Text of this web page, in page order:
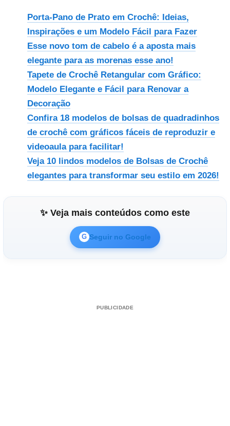
Porta-Pano de Prato em Crochê: Ideias,
Inspirações e um Modelo Fácil para Fazer
Esse novo tom de cabelo é a aposta mais
elegante para as morenas esse ano!
Tapete de Crochê Retangular com Gráfico:
Modelo Elegante e Fácil para Renovar a
Decoração
Confira 18 modelos de bolsas de quadradinhos
de crochê com gráficos fáceis de reproduzir e
videoaula para facilitar!
Veja 10 lindos modelos de Bolsas de Crochê
elegantes para transformar seu estilo em 2026!
✨ Veja mais conteúdos como este
G Seguir no Google
PUBLICIDADE